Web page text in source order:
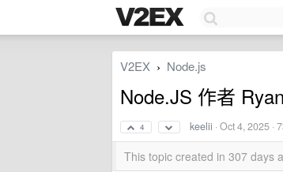
V2EX › Node.js
Node.JS 作者
4 keelii ·Oct 4, 2025 ·
This topic created in 307 days